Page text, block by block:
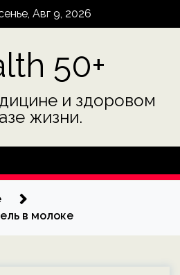
Авг 9, 2026
50+
и здоровом
жизни.
в молоке